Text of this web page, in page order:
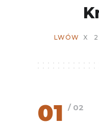
LWÓW X
01 / 02